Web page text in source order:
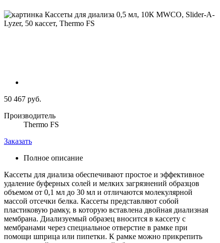
50 467 руб.
Производитель
Thermo FS
Заказать
Полное описание
Кассеты для диализа обеспечивают простое и эффективное
удаление буферных солей и мелких загрязнений образцов
объемом от 0,1 мл до 30 мл и отличаются молекулярной
массой отсечки белка. Кассеты представляют собой
пластиковую рамку, в которую вставлена двойная диализная
мембрана. Диализуемый образец вносится в кассету c
мембранами через специальное отверстие в рамке при
помощи шприца или пипетки. К рамке можно прикрепить